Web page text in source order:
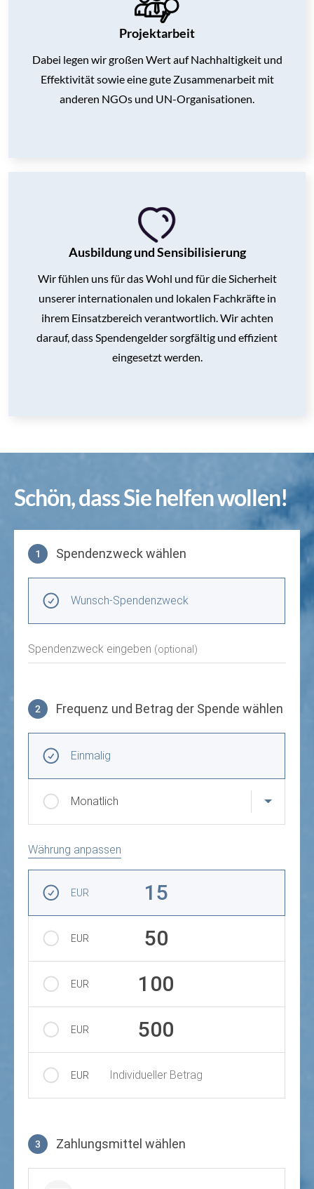
Projektarbeit
Dabei legen wir großen Wert auf Nachhaltigkeit und
Effektivität sowieeine gute Zusammenarbeit mit
anderen NGOs und UN-Organisationen.
Ausbildung und Sensibilisierung
Wir fühlen uns für das Wohl und für die Sicherheit
unserer internationalen und lokalen Fachkräfte in
ihrem Einsatzbereich verantwortlich. Wir achten
darauf, dass Spendengelder sorgfältig und effizient
eingesetzt werden.
Schön, dass Sie helfen wollen!
1 Spendenzweck wählen
Wunsch-Spendenzweck
Spendenzweck eingeben (optional)
2 Frequenz und Betrag der Spende wählen
Einmalig
Monatlich
Währung anpassen
EUR 15
EUR 50
EUR 100
EUR 500
EUR Individueller Betrag
3 Zahlungsmittel wählen